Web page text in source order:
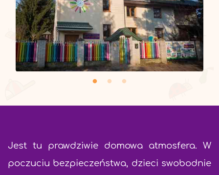
Jest tu prawdziwie domowa atmosfera. W
poczuciu bezpieczeństwa, dzieci swobodnie